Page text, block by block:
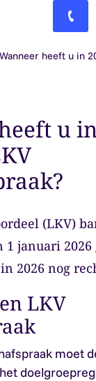
Bel
Wanneer heeft u in
u
(LKV)
1 januari
2026 nog
LKV
moet